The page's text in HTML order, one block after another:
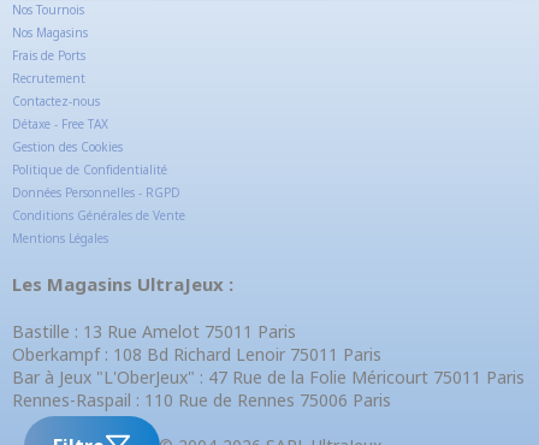
Nos Tournois
Nos Magasins
Frais de Ports
Recrutement
Contactez-nous
Détaxe - Free TAX
Gestion des Cookies
Politique de Confidentialité
Données Personnelles - RGPD
Conditions Générales de Vente
Mentions Légales
Les Magasins UltraJeux :
Bastille : 13 Rue Amelot 75011 Paris
Oberkampf : 108 Bd Richard Lenoir 75011 Paris
Bar à Jeux "L'OberJeux" : 47 Rue de la Folie Méricourt 75011 Paris
Rennes-Raspail : 110 Rue de Rennes 75006 Paris